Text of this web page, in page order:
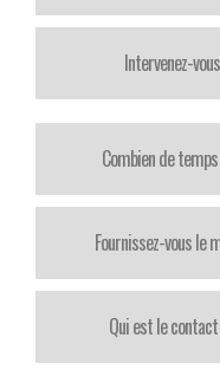
Intervenez-
Combien de
Fournissez-vous le
Qui est le